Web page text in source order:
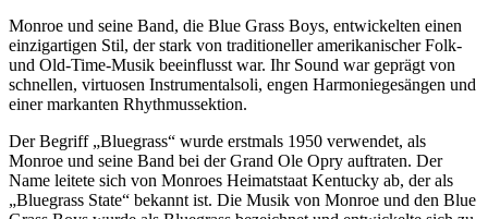
Monroe und seine Band, die Blue Grass Boys, entwickelten einen
einzigartigen Stil, der stark von traditioneller amerikanischer Folk-
und Old-Time-Musik beeinflusst war. Ihr Sound war geprägt von
schnellen, virtuosen Instrumentalsoli, engen Harmoniegesängen und
einer markanten Rhythmussektion.
Der Begriff „Bluegrass“ wurde erstmals 1950 verwendet, als
Monroe und seine Band bei der Grand Ole Opry auftraten. Der
Name leitete sich von Monroes Heimatstaat Kentucky ab, der als
„Bluegrass State“ bekannt ist. Die Musik von Monroe und den Blue